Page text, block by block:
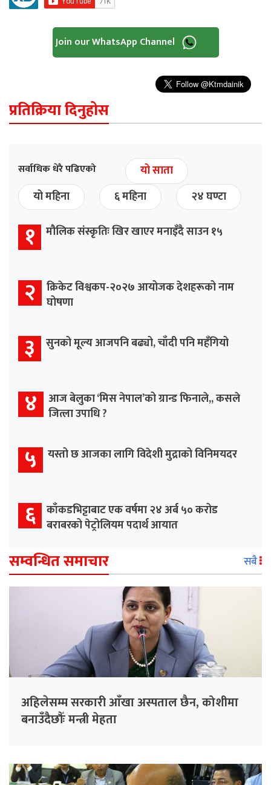
Join our WhatsApp Channel
प्रतिक्रिया दिनुहोस
सर्वाधिक धेरै पढिएको
यो साता
यो महिना
६ महिना २४ घण्टा
१ मौलिक संस्कृतिः खिर खाएर मनाइँदै साउन १५
२ क्रिकेट विश्वकप-२०२७ आयोजक देशहरूको नाम
घोषणा
३ सुनको मूल्य आजपनि बढ्यो, चाँदी पनि महँगियो
४ आज बेलुका ‘मिस नेपाल’को ग्रान्ड फिनाले,, कसले
जित्ला उपाधि ?
५ यस्तो छ आजका लागि विदेशी मुद्राको विनिमयदर
६ काँकडभिट्टाबाट एक वर्षमा २४ अर्ब ५० करोड
बराबरको पेट्रोलियम पदार्थ आयात
सम्वन्धित समाचार सबै
अहिलेसम्म सरकारी आँखा अस्पताल छैन, कोशीमा
बनाउँदैछौँः मन्त्री मेहता